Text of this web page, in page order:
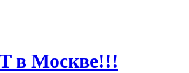
в Москве!!!